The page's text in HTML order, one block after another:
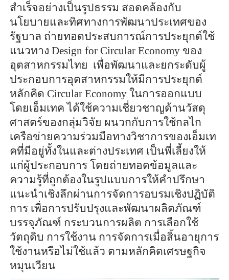
สำเร็จอย่างเป็นรูปธรรม สอดคล้องกับ
นโยบายและทิศทางการพัฒนาประเทศของ
รัฐบาล ถ่ายทอดประสบการณ์การประยุกต์ใช้
แนวทาง Design for Circular Economy ของ
อุตสาหกรรมไทย เพื่อพัฒนาและยกระดับผู้
ประกอบการอุตสาหกรรมให้มีการประยุกต์
หลักคิด Circular Economy ในการออกแบบ
โดยเอ็มเทค ได้ใช้ความเชี่ยวชาญด้านวัสดุ
ศาสตร์ของกลุ่มวิจัย ผนวกกับการใช้กลไก
เครือข่ายความร่วมมือทางวิชาการของเอ็มเท
คที่มีอยู่ทั้งในและต่างประเทศ เป็นพี่เลี้ยงให้
แก่ผู้ประกอบการ โดยถ่ายทอดข้อมูลและ
ความรู้ที่ถูกต้องในรูปแบบการให้คำปรึกษา
แนะนำเชิงลึกผ่านการจัดการอบรมเชิงปฏิบัติ
การ เพื่อการปรับปรุงและพัฒนาผลิตภัณฑ์
บรรจุภัณฑ์ กระบวนการผลิต การเลือกใช้
วัตถุดิบ การใช้งาน การจัดการเมื่อสิ้นอายุการ
ใช้งานหรือไม่ใช้แล้ว ตามหลักคิดเศรษฐกิจ
หมุนเวียน